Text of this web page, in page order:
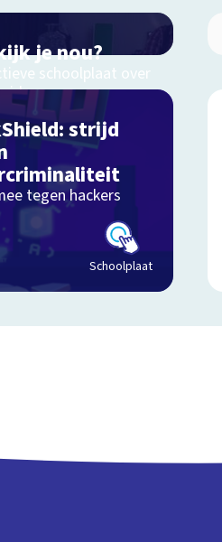
je nou?
schoolplaat over
Schoolplaat
strijd
tegen hackers
Schoolplaat